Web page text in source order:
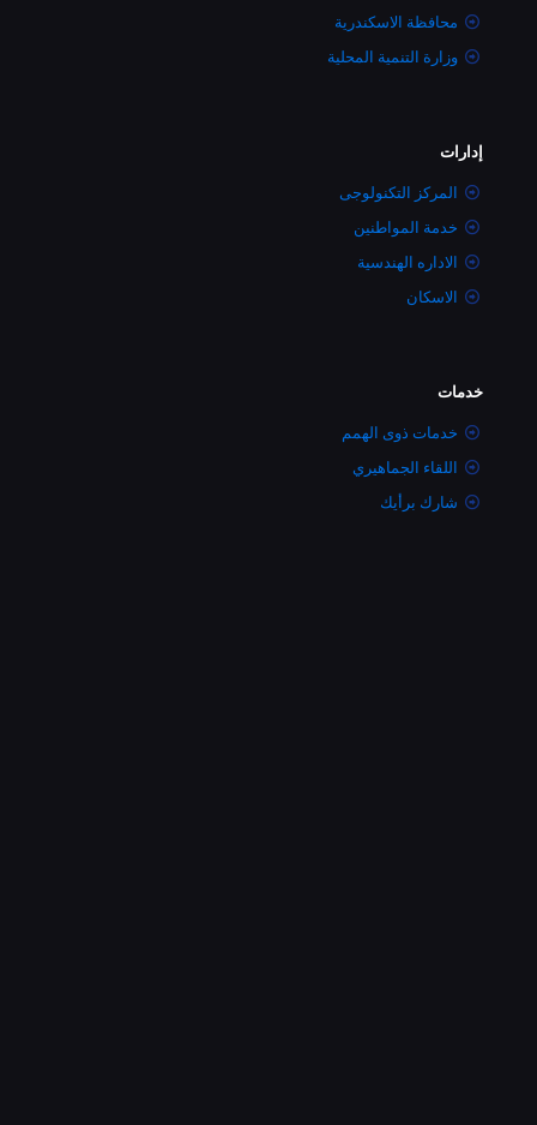
محافظة الاسكندرية
وزارة التنمية المحلية
إدارات
المركز التكنولوجى
خدمة المواطنين
الاداره الهندسية
الاسكان
خدمات
خدمات ذوى الهمم
اللقاء الجماهيري
شارك برأيك